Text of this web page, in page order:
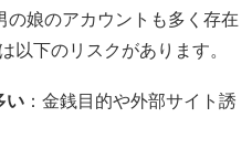
の娘のアカウントも多く存在
以下のリスクがあります。
い ：金銭目的や外部サイト誘